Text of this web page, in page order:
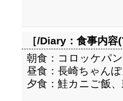
［/Diary： 食事内容
朝食：コロッケパ
昼食：長崎ちゃん
夕食：鮭カニご飯